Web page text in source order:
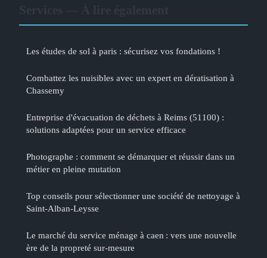
Les études de sol à paris : sécurisez vos fondations !
Combattez les nuisibles avec un expert en dératisation à
Chassemy
Entreprise d'évacuation de déchets à Reims (51100) :
solutions adaptées pour un service efficace
Photographe : comment se démarquer et réussir dans un
métier en pleine mutation
Top conseils pour sélectionner une société de nettoyage à
Saint-Alban-Leysse
Le marché du service ménage à caen : vers une nouvelle
ère de la propreté sur-mesure